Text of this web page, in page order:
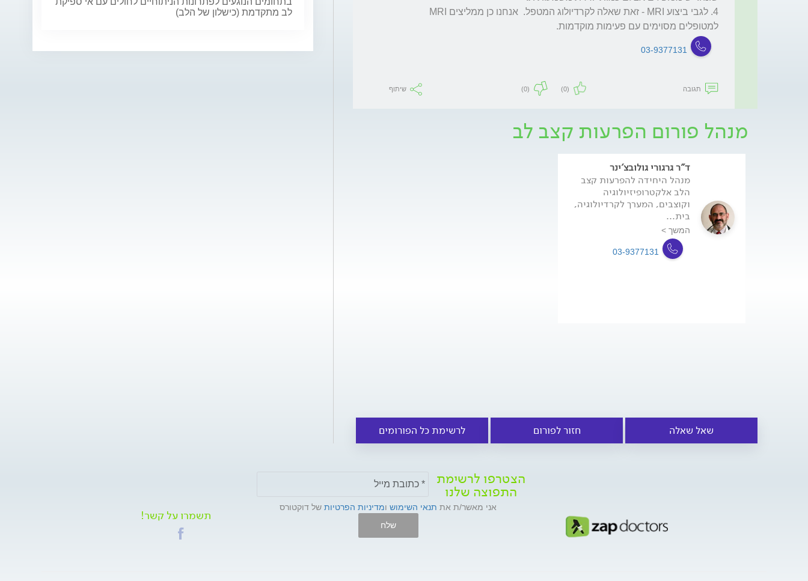
למטופלים מסוימים עם פעימות מוקדמות.
03-9377131
תגובה (0)
(0) שיתוף
מנהל פורום הפרעות קצב לב
ד"ר גרגורי גולובצ'ינר
מנהל היחידה להפרעות קצב
הלב אלקטרופיזיולוגיה
וקוצבים, המערך לקרדיולוגיה,
בית...
המשך >
03-9377131
שאל שאלה חזור לפורום לרשימת כל הפורומים
לב מתקדמת (כישלון של הלב)
הצטרפו לרשימת
התפוצה שלנו
אני מאשר/ת את תנאי השימוש ומדיניות הפרטיות של דוקטורס
שלח
תשמרו על קשר!